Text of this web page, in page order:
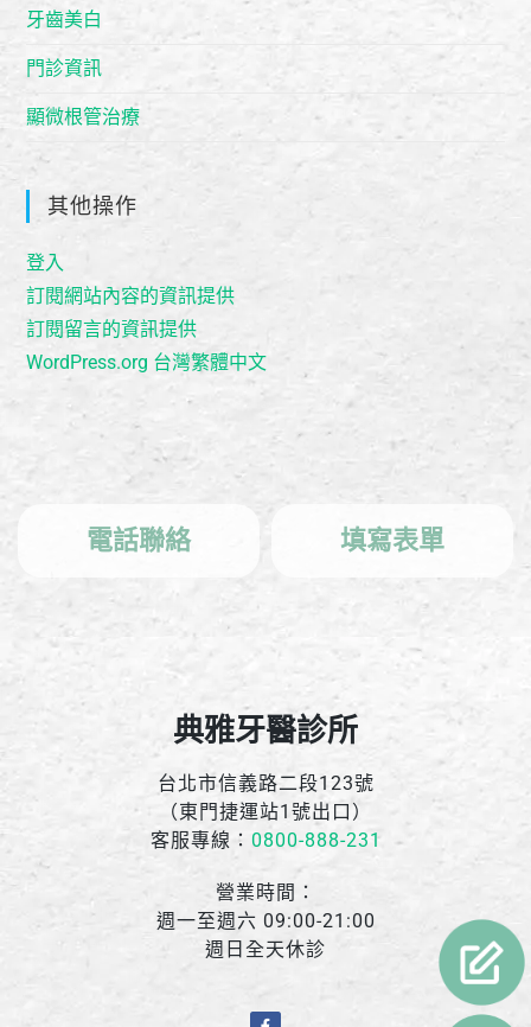
牙齒美白
門診資訊
顯微根管治療
其他操作
登入
訂閱網站內容的資訊提供
訂閱留言的資訊提供
WordPress.org 台灣繁體中文
電話聯絡 填寫表單
典雅牙醫診所
台北市信義路二段123號
（東門捷運站1號出口）
客服專線： 0800-888-231
營業時間：
週一至週六 09:00-21:00
週日全天休診